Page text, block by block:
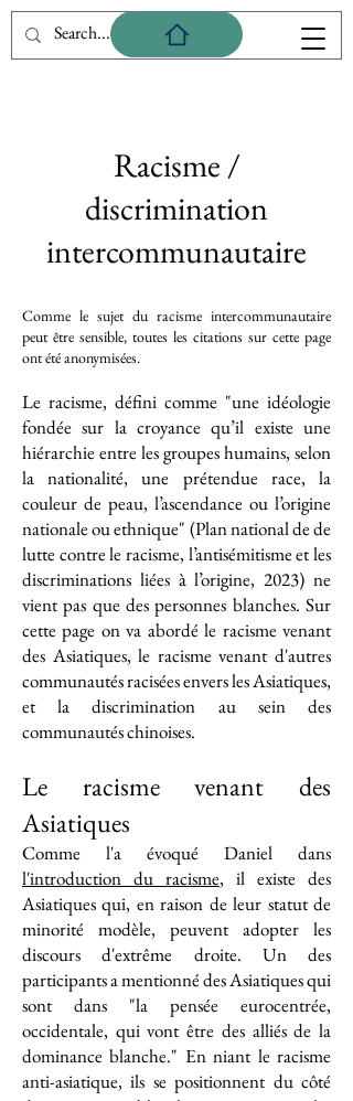
Racisme /
discrimination
intercommunautaire
Comme le sujet du racisme intercommunautaire
peut être sensible, toutes les citations sur cette page
ont été anonymisées.
Le racisme, défini comme "une idéologie
fondée sur la croyance qu’il existe une
hiérarchie entre les groupes humains, selon
la nationalité, une prétendue race, la
couleur de peau, l’ascendance ou l’origine
nationale ou ethnique" (Plan national de de
lutte contre le racisme, l’antisémitisme et les
discriminations liées à l’origine, 2023) ne
vient pas que des personnes blanches. Sur
cette page on va abordé le racisme venant
des Asiatiques, le racisme venant d'autres
communautés racisées envers les Asiatiques,
et la discrimination au sein des
communautés chinoises.
Le racisme venant des
Asiatiques
Comme l'a évoqué Daniel dans
l'introduction du racisme, il existe des
Asiatiques qui, en raison de leur statut de
minorité modèle, peuvent adopter les
discours d'extrême droite. Un des
participants a mentionné des Asiatiques qui
sont dans "la pensée eurocentrée,
occidentale, qui vont être des alliés de la
dominance blanche." En niant le racisme
anti-asiatique, ils se positionnent du côté